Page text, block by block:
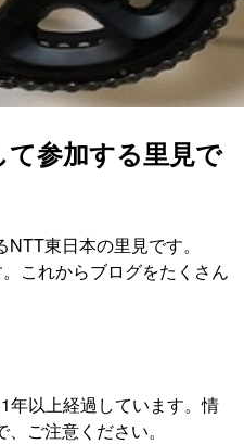
参加する里見で
東日本の里見です。
これからブログをたくさん
年以上経過しています。情
ご注意ください。